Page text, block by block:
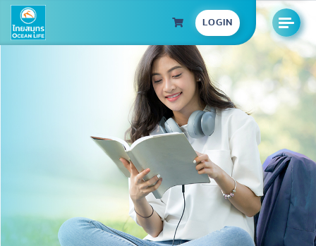
LOGIN